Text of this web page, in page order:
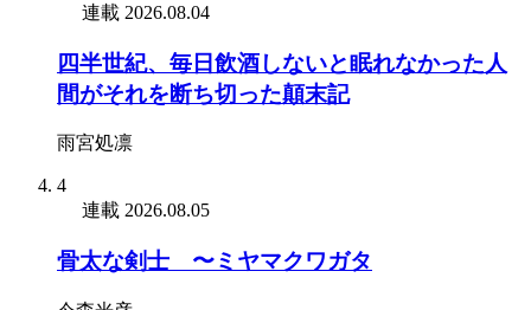
連載 2026.08.04
四半世紀、毎日飲酒しないと眠れなかった人
間がそれを断ち切った顛末記
雨宮処凛
4
連載 2026.08.05
骨太な剣士 〜ミヤマクワガタ